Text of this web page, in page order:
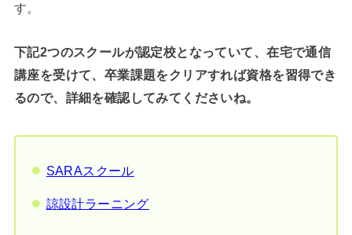
す。
下記2つのスクールが認定校となっていて、在宅で通信
講座を受けて、卒業課題をクリアすれば資格を習得でき
るので、詳細を確認してみてくださいね。
SARAスクール
諒設計ラーニング